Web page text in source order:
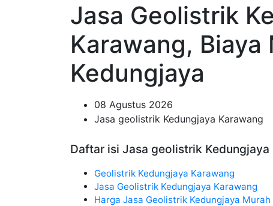
Jasa Geolistrik
Karawang,
Kedungjaya
08 Agustus 2026
Jasa geolistrik Kedungjaya Karawang
Daftar isi Jasa geolistrik Kedungjaya
Geolistrik Kedungjaya Karawang
Jasa Geolistrik Kedungjaya Karawang
Harga Jasa Geolistrik Kedungjaya Murah